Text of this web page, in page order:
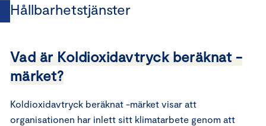
Hållbarhetstjänster
Vad är Koldioxidavtryck beräknat -
märket?
Koldioxidavtryck beräknat -märket visar att
organisationen har inlett sitt klimatarbete genom att